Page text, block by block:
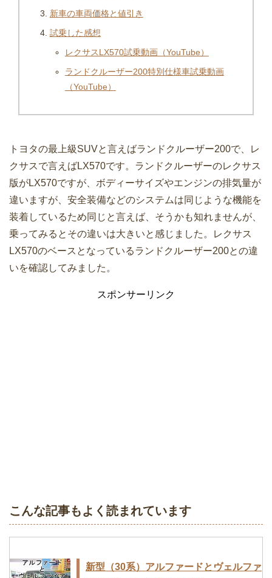
新車の車両価格と値引き
試乗した感想
レクサスLX570試乗動画（YouTube）
ランドクルーザー200特別仕様車試乗動画
（YouTube）
トヨタの最上級SUVと言えばランドクルーザー200で、レ
クサスで言えばLX570です。ランドクルーザーのレクサス
版がLX570ですが、ボディーサイズやエンジンの排気量が
違いますが、安全装備などのシステムは同じような機能を
装着しているため同じと言えば、そうかも知れませんが、
乗ってみるとその違いは大きいと感じました。レクサス
LX570のベースとなっているランドクルーザー200との違
いを確認してみました。
スポンサーリンク
こんな記事もよく読まれています
新型（30系）アルファードとヴェルファ